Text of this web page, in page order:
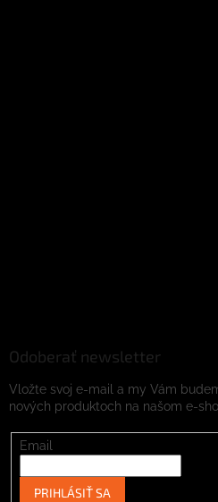
Odoberať newsletter
Vložte svoj e-mail a my Vám
nových produktoch na našom e-
Email
PRIHLÁSIŤ SA